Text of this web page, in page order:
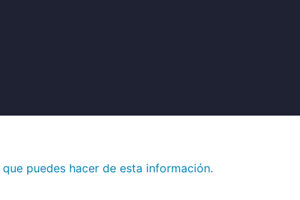
puedes hacer de esta información.